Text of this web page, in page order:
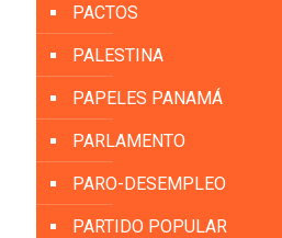
PACTOS
PALESTINA
PAPELES PANAMÁ
PARLAMENTO
PARO-DESEMPLEO
PARTIDO POPULAR